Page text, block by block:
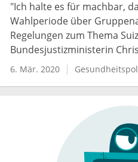
"Ich halte es für machbar,
Wahlperiode über
Regelungen zum Thema
Bundesjustizministerin
6. Mär. 2020